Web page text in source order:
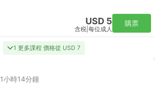
USD 5
含税 每位成人
購票
1 更多課程 價格從 USD 7
1小時14分鐘